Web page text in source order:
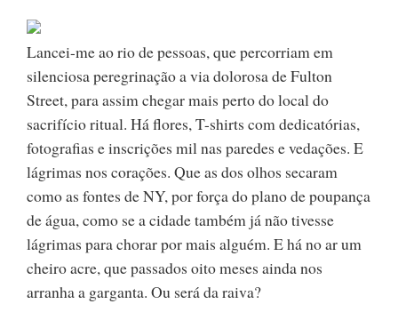
Lancei-me ao rio de pessoas, que percorriam em
silenciosa peregrinação a via dolorosa de Fulton
Street, para assim chegar mais perto do local do
sacrifício ritual. Há flores, T-shirts com dedicatórias,
fotografias e inscrições mil nas paredes e vedações. E
lágrimas nos corações. Que as dos olhos secaram
como as fontes de NY, por força do plano de poupança
de água, como se a cidade também já não tivesse
lágrimas para chorar por mais alguém. E há no ar um
cheiro acre, que passados oito meses ainda nos
arranha a garganta. Ou será da raiva?